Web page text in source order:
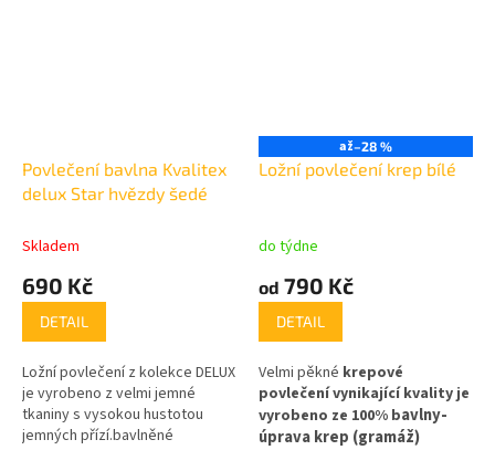
Povlečení bavlna Kvalitex
delux Star hvězdy šedé
Skladem
690 Kč
DETAIL
Ložní povlečení z kolekce DELUX
je vyrobeno z velmi jemné
tkaniny s vysokou hustotou
jemných přízí.bavlněné
až–28 %
Ložní povlečení krep bílé
do týdne
od 790 Kč
DETAIL
Velmi pěkné krepové
povlečení vynikající kvality je
vyrobeno ze 100% bavlny-
úprava krep (gramáž)